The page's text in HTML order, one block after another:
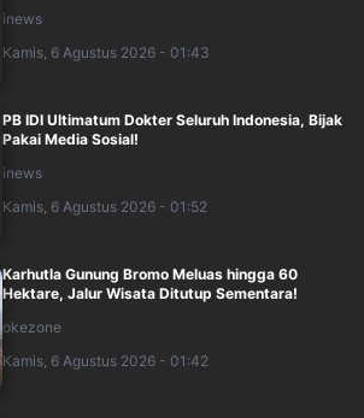
inews
Kamis, 6 Agustus 2026 - 01:43
PB IDI Ultimatum Dokter Seluruh Indonesia, Bijak
Pakai Media Sosial!
inews
Kamis, 6 Agustus 2026 - 01:52
Karhutla Gunung Bromo Meluas hingga 60
Hektare, Jalur Wisata Ditutup Sementara!
okezone
Kamis, 6 Agustus 2026 - 01:42